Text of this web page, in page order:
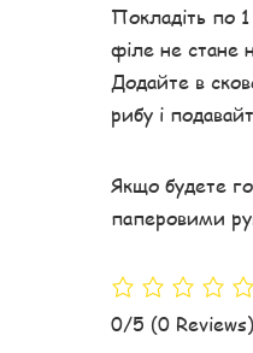
Покладіть по
філе не стане
Додайте в
рибу і
Якщо будете
паперовими
0/5 (0 Reviews)